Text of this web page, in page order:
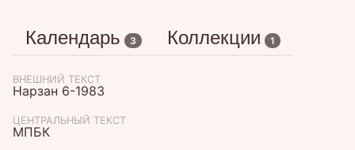
Календарь 3 Коллекции 1
ВНЕШНИЙ ТЕКСТ
Нарзан 6-1983
ЦЕНТРАЛЬНЫЙ ТЕКСТ
МПБК